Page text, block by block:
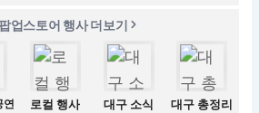
업스토어 행사 더보기
연 로컬 행사 대구 소식 대구 총정리